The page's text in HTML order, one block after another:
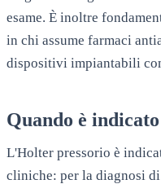
esame. È inoltre
in chi assume farmaci
dispositivi impiantabili
Quando è
L'Holter pressorio è
cliniche: per la diagnosi